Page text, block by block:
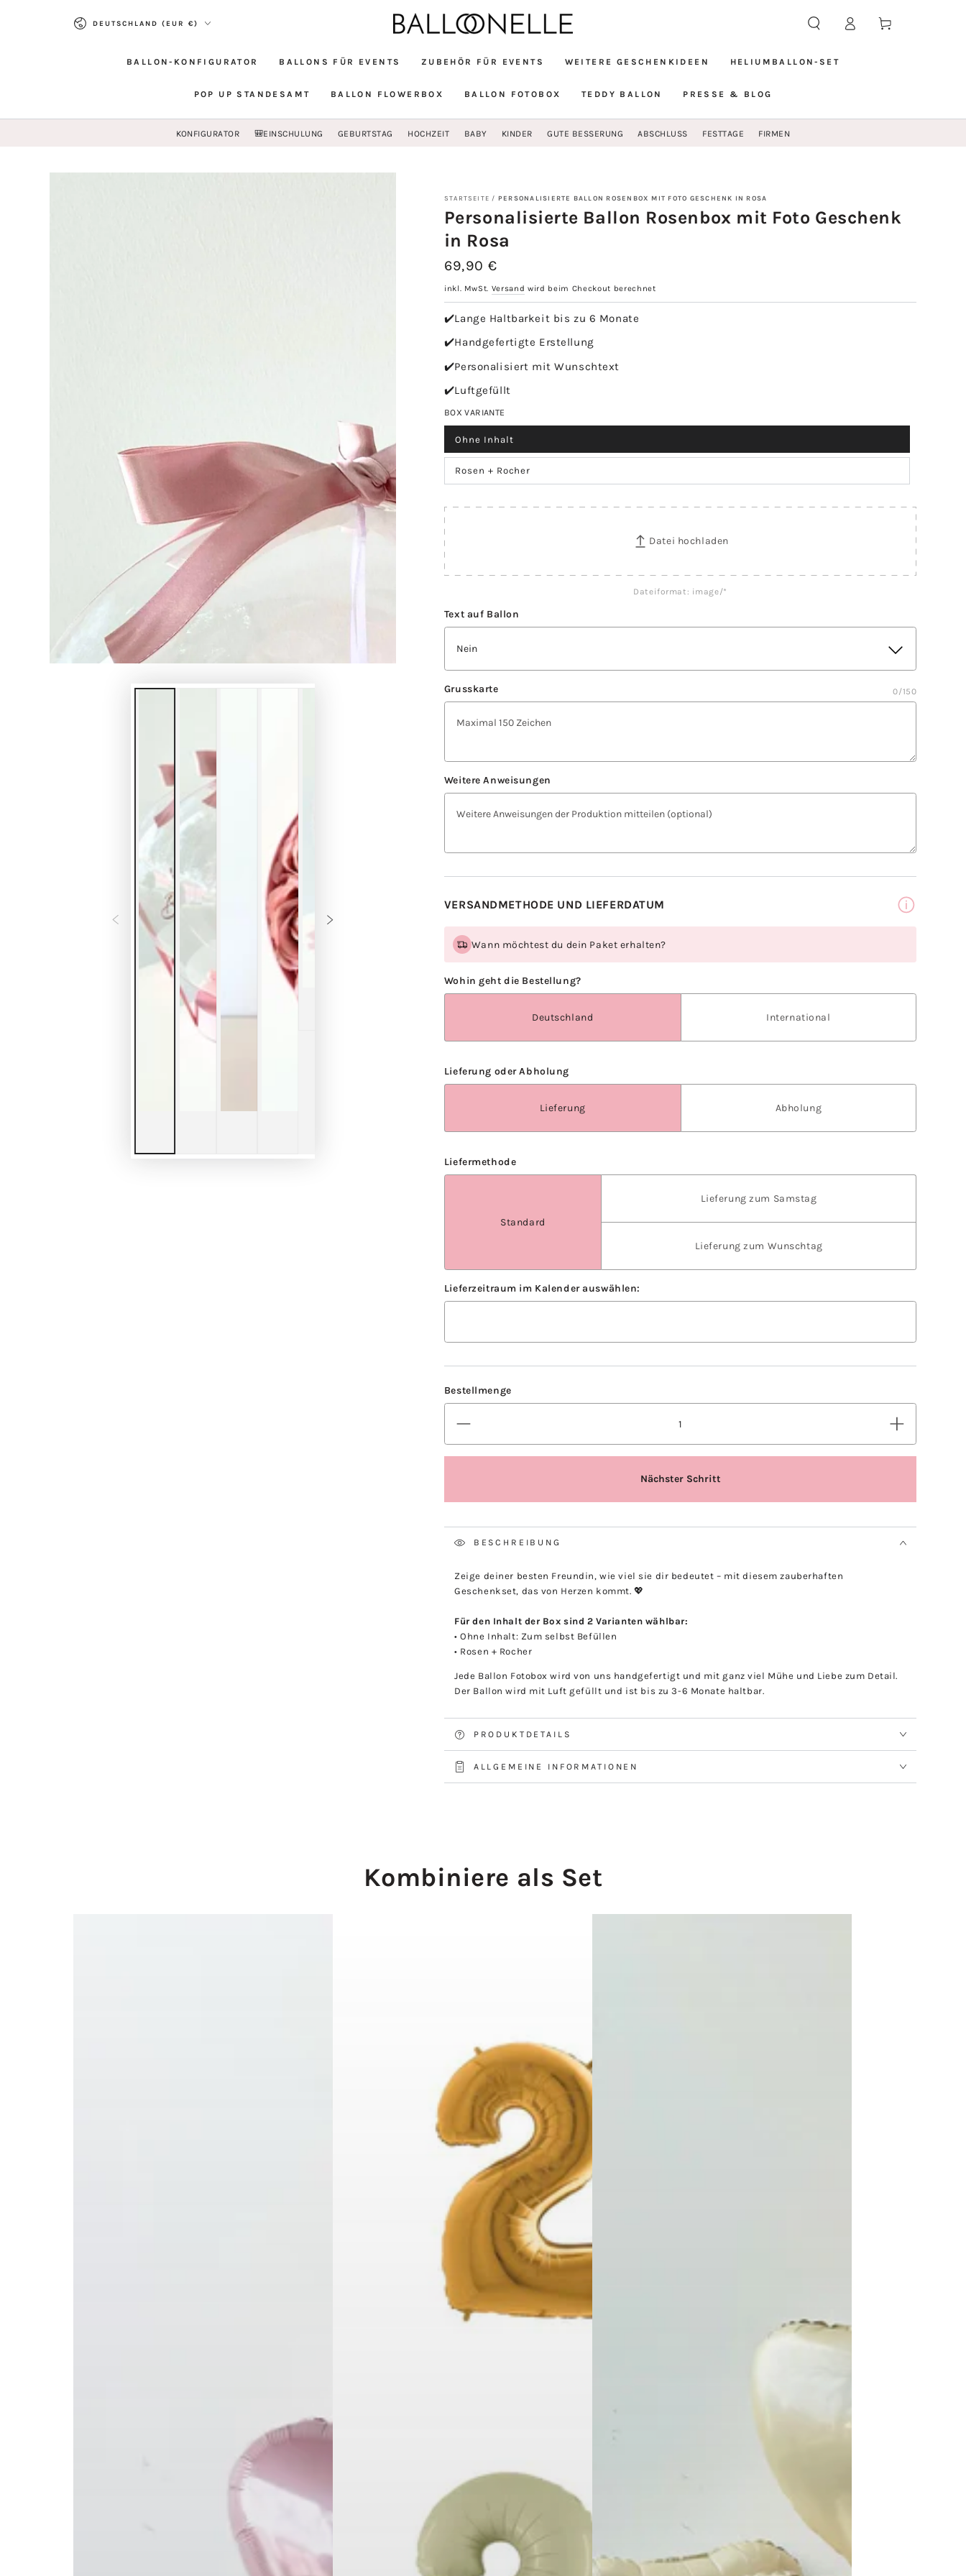
Land/Region
DEUTSCHLAND (EUR €)
BALLON-KONFIGURATOR BALLONS FÜR EVENTS ZUBEHÖR FÜR EVENTS WEITERE GESCHENKIDEEN HELIUMBALLON-SET
POP UP STANDESAMT BALLON FLOWERBOX BALLON FOTOBOX TEDDY BALLON PRESSE & BLOG
EinloggenWarenkorb
KONFIGURATOR 🎒EINSCHULUNG GEBURTSTAG HOCHZEIT BABY KINDER GUTE BESSERUNG ABSCHLUSS FESTTAGE FIRMEN
STARTSEITE / PERSONALISIERTE BALLON ROSENBOX MIT FOTO GESCHENK IN ROSA
Personalisierte Ballon Rosenbox mit Foto Geschenk
in Rosa
Regulärer
69,90 €
inkl. MwSt. Versand wird beim Checkout berechnet
✔️Lange Haltbarkeit bis zu 6 Monate
✔️Handgefertigte Erstellung
✔️Personalisiert mit Wunschtext
✔️Luftgefüllt
BOX VARIANTE
Ohne Inhalt
Rosen + Rocher
BESCHREIBUNG
Zeige deiner besten Freundin, wie viel sie dir bedeutet – mit diesem zauberhaften
Geschenkset, das von Herzen kommt. 💖
Für den Inhalt der Box sind 2 Varianten wählbar:
• Ohne Inhalt: Zum selbst Befüllen
• Rosen + Rocher
Jede Ballon Fotobox wird von uns handgefertigt und mit ganz viel Mühe und Liebe zum Detail.
Der Ballon wird mit Luft gefüllt und ist bis zu 3-6 Monate haltbar.
PRODUKTDETAILS
ALLGEMEINE INFORMATIONEN
Kombiniere als Set